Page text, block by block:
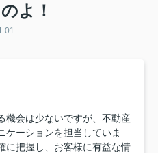
よ！
機会は少ないですが、不動産
ケーションを担当していま
に把握し、お客様に有益な情